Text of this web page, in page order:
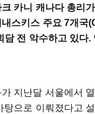
카니 캐나다 총리
스키스 주요 7개국
담 전 악수하고 있다.
지난달 서울에서
탕으로 이뤄졌다고